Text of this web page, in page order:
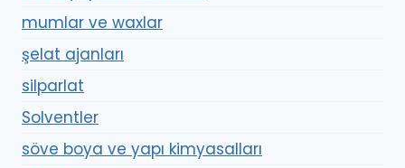
mumlar ve waxlar
şelat ajanları
silparlat
Solventler
söve boya ve yapı kimyasalları